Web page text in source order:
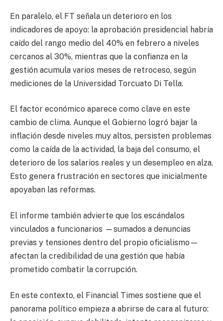
En paralelo, el FT señala un deterioro en los
indicadores de apoyo: la aprobación presidencial habría
caído del rango medio del 40% en febrero a niveles
cercanos al 30%, mientras que la confianza en la
gestión acumula varios meses de retroceso, según
mediciones de la Universidad Torcuato Di Tella.
El factor económico aparece como clave en este
cambio de clima. Aunque el Gobierno logró bajar la
inflación desde niveles muy altos, persisten problemas
como la caída de la actividad, la baja del consumo, el
deterioro de los salarios reales y un desempleo en alza.
Esto genera frustración en sectores que inicialmente
apoyaban las reformas.
El informe también advierte que los escándalos
vinculados a funcionarios —sumados a denuncias
previas y tensiones dentro del propio oficialismo—
afectan la credibilidad de una gestión que había
prometido combatir la corrupción.
En este contexto, el Financial Times sostiene que el
panorama político empieza a abrirse de cara al futuro: